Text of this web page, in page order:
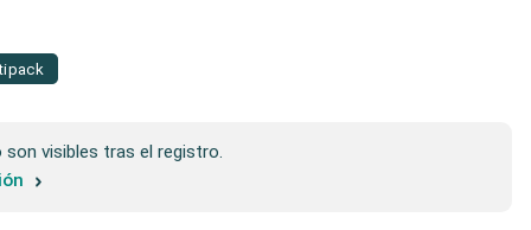
visibles tras el registro.